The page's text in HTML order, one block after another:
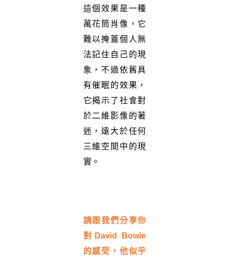
這個效果是一種
萬花筒肖像，它
難以掩蓋個人無
法記住自己的現
象，不過依舊具
有催眠的效果，
它揭示了社會對
於二維影像的著
迷，遠大於任何
三維空間中的現
實。
請跟我們分享你
對 David Bowie
的感受，他似乎